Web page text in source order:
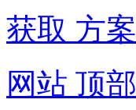
获取 方案
网站 顶部